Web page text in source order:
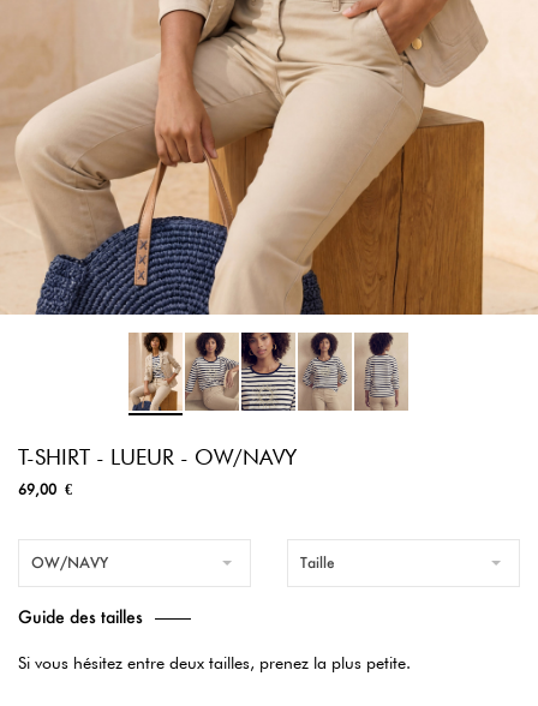
T-SHIRT - LUEUR - OW/NAVY
69,00 €
OW/NAVY Taille
Guide des tailles
Si vous hésitez entre deux tailles, prenez la plus petite.